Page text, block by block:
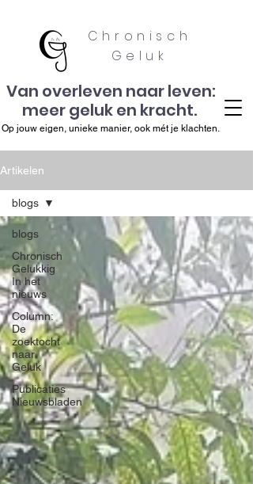
Op jouw eigen, unieke manier, ook mét je klachten.
Chronisch
Geluk
Van overleven naar leven:
meer geluk en kracht.
Artikelen
blogs
Chronisch
Gelukkig
In het
nieuws
Column:
De
zoektocht
naar
Geluk
Publicaties
Nieuwsbladen
blogs